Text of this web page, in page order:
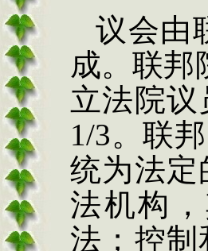
议会由
成。联邦
立法院
1/3。联
统为法定
法机构
法；控制